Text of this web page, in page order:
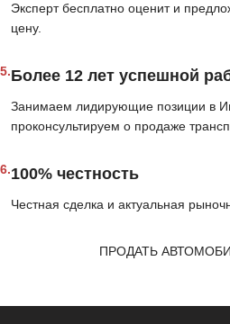
Эксперт бесплатно оценит и
цену.
5.Более 12 лет успешной
Занимаем лидирующие позиции в
проконсультируем о продаже
6.100% честность
Честная сделка и актуальная
ПРОДАТЬ